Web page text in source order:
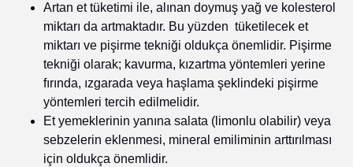
Artan et tüketimi ile, alınan doymuş yağ ve kolesterol
miktarı da artmaktadır. Bu yüzden tüketilecek et
miktarı ve pişirme tekniği oldukça önemlidir. Pişirme
tekniği olarak; kavurma, kızartma yöntemleri yerine
fırında, ızgarada veya haşlama şeklindeki pişirme
yöntemleri tercih edilmelidir.
Et yemeklerinin yanına salata (limonlu olabilir) veya
sebzelerin eklenmesi, mineral emiliminin arttırılması
için oldukça önemlidir.